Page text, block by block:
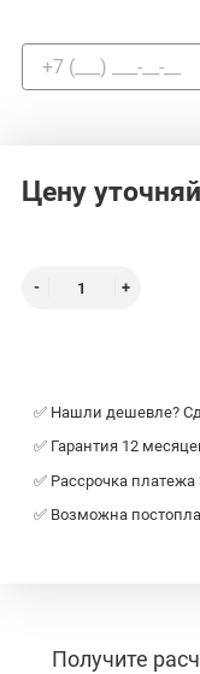
Цену
✅ Нашли дешевле?
✅ Гарантия 12
✅ Рассрочка
✅ Возможна
Получите